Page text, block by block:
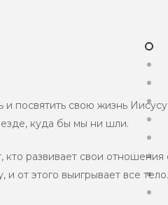
посвятить свою жизнь
куда бы мы ни шли.
кто развивает свои
и от этого выигрывает все тело.